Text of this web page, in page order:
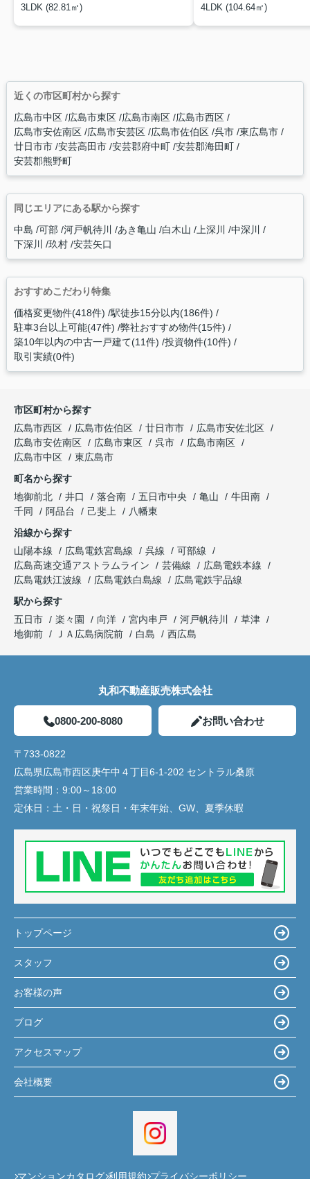
3LDK (82.81㎡)
4LDK (104.64㎡)
近くの市区町村から探す
広島市中区 広島市東区 広島市南区 広島市西区
広島市安佐南区 広島市安芸区 広島市佐伯区 呉市 東広島市
廿日市市 安芸高田市 安芸郡府中町 安芸郡海田町
安芸郡熊野町
同じエリアにある駅から探す
中島 可部 河戸帆待川 あき亀山 白木山 上深川
中深川
下深川
玖村 安芸矢口
おすすめこだわり特集
価格変更物件(418件) 駅徒歩15分以内(186件)
駐車3台以上可能(47件) 弊社おすすめ物件(15件)
築10年以内の中古一戸建て(11件) 投資物件(10件)
取引実績(0件)
市区町村から探す
広島市西区
広島市佐伯区 廿日市市
広島市安佐北区
広島市安佐南区
広島市東区 呉市
広島市南区
広島市中区
東広島市
町名から探す
地御前北
井口 落合南 五日市中央 亀山
牛田南
千同
阿品台 己斐上
八幡東
沿線から探す
山陽本線
広島電鉄宮島線 呉線
可部線
広島高速交通アストラムライン
芸備線
広島電鉄本線
広島電鉄江波線
広島電鉄白島線
広島電鉄宇品線
駅から探す
五日市
楽々園 向洋 宮内串戸 河戸帆待川
草津
地御前
ＪＡ広島病院前 白島 西広島
丸和不動産販売株式会社
0800-200-8080 お問い合わせ
〒733-0822
広島県広島市西区庚午中４丁目6-1-202 セントラル桑原
営業時間： 9:00～18:00
定休日： 土・日・祝祭日・年末年始、GW、夏季休暇
トップページ
スタッフ
お客様の声
ブログ
アクセスマップ
会社概要
マンションカタログ 利用規約 プライバシーポリシー